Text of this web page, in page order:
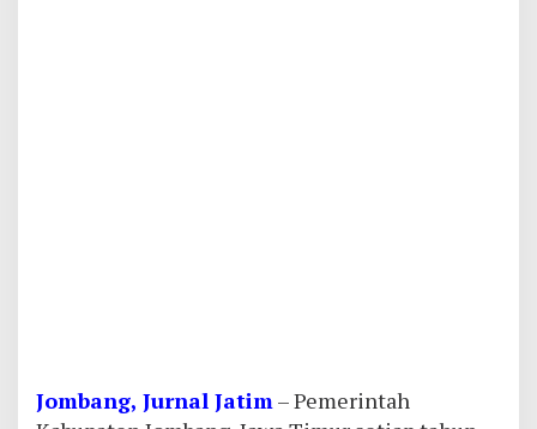
Jombang, Jurnal Jatim– Pemerintah